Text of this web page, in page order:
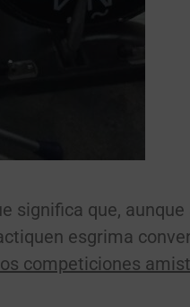
significa que,
esgrima
competiciones